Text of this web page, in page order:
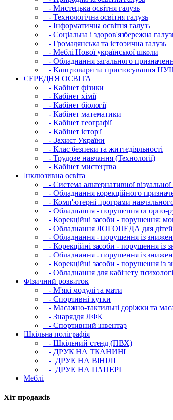
- Мистецька освітня галузь
- Технологічна освітня галузь
- Інфopматична освітня галузь
- Соціальна і здоров'язбережна
- Громадянська та історична галузь
- Меблі Нової української школи
- Обладнання загального
- Канцтовари та пристосування
СЕРЕДНЯ ОСВIТА
- Кабінет фізики
- Кабінет хімії
- Кабінет біології
- Кабінет математики
- Кабінет географії
- Кабінет історії
- Захист України
- Клас безпеки та життєдіяльності
- Трудове навчання (Технології)
- Кабінет мистецтва
Інклюзивна освіта
- Система альтернативної візуальної
- Обладнання корекційного
- Комп'ютерні програми
- Обладнання - порушення опорно-
- Корекційні засоби - порушення:
- Обладнання ЛОГОПЕДА для дітей
- Обладнання - порушення із
- Корекційні засоби - порушення із
- Обладнання - порушення із
- Корекційні засоби - порушення із
- Обладнання для кабінету
Фізичний розвиток
- М'які модулi та мати
- Спортивні кутки
- Масажно-тактильні доріжки та
- Знаряддя ЛФК
- Спортивний інвентар
Шкільна поліграфія
- Шкільний стенд (ПВХ)
- ДРУК НА ТКАНИНІ
- ДРУК НА ВІНІЛІ
- ДРУК НА ПАПЕРІ
Меблі
Хіт продажів